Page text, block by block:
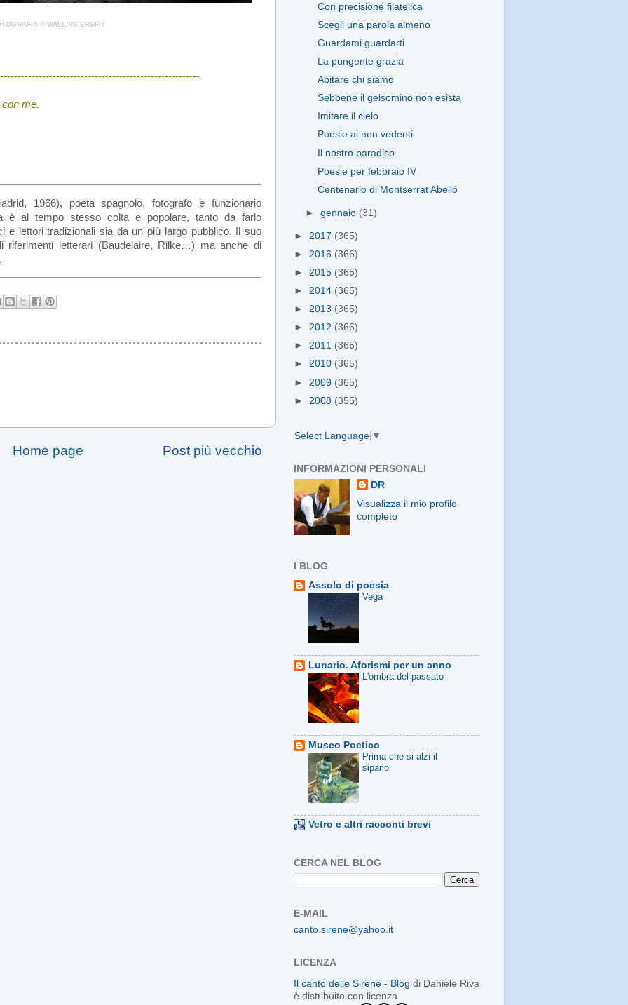
© WALLPAPERSFIT
me.
1966), poeta spagnolo, fotografo e funzionario
è al tempo stesso colta e popolare, tanto da farlo
e lettori tradizionali sia da un più largo pubblico. Il suo
riferimenti letterari (Baudelaire, Rilke…) ma anche di
Post più vecchio
Home page
Con precisione filatelica
Scegli una parola almeno
Guardami guardarti
La pungente grazia
Abitare chi siamo
Sebbene il gelsomino non esista
Imitare il cielo
Poesie ai non vedenti
Il nostro paradiso
Poesie per febbraio IV
Centenario di Montserrat Abelló
►gennaio (31)
► 2017 (365)
► 2016 (366)
► 2015 (365)
► 2014 (365)
► 2013 (365)
► 2012 (366)
► 2011 (365)
► 2010 (365)
► 2009 (365)
► 2008 (355)
Select Language ▼
INFORMAZIONI PERSONALI
DR
Visualizza il mio profilo
completo
I BLOG
Assolo di poesia
Vega
Lunario. Aforismi per un anno
L'ombra del passato
Museo Poetico
Prima che si alzi il
sipario
Vetro e altri racconti brevi
CERCA NEL BLOG
E-MAIL
canto.sirene@yahoo.it
LICENZA
Il canto delle Sirene - Blog di Daniele Riva
è distribuito con licenza